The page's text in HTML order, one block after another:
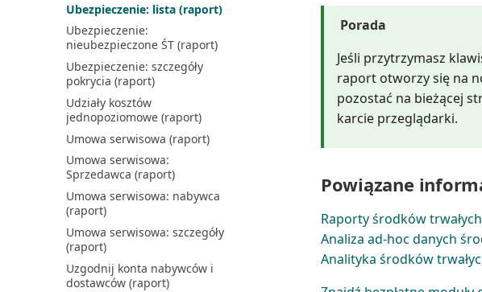
Ubezpieczenie: lista (raport)
Ubezpieczenie:
nieubezpieczone ŚT (raport)
Ubezpieczenie: szczegóły
pokrycia (raport)
Udziały kosztów
jednopoziomowe (raport)
Umowa serwisowa (raport)
Umowa serwisowa:
Sprzedawca (raport)
Umowa serwisowa: nabywca
(raport)
Umowa serwisowa: szczegóły
(raport)
Uzgodnij konta nabywców i
dostawców (raport)
Porada
Jeśli przytrzymasz
raport otworzy się na
pozostać na bieżącej
karcie przeglądarki.
Powiązane
Raporty środków trwałych
Analiza ad-hoc danych
Analityka środków